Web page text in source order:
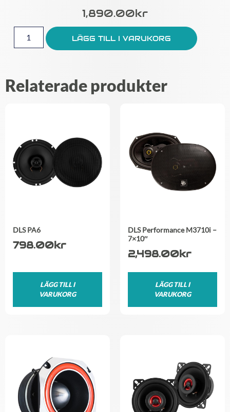
1,890.00Kr
LÄGG TILL I VARUKORG
Relaterade produkter
DLS PA6
798.00kr
LÄGG TILL I
VARUKORG
DLS Performance M3710i –
7×10″
2,498.00kr
LÄGG TILL I
VARUKORG